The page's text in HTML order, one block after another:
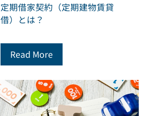
定期借家契約（定期建物賃貸
借）とは？
Read More